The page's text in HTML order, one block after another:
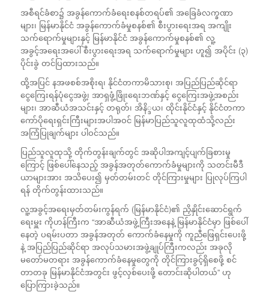
အစီရင်ခံစာ၌ အခွန်ကောက်ခံရေးစနစ်တရပ်၏ အခြေခံလက္ခဏာ
များ၊ မြန်မာနိုင်ငံ အခွန်ကောက်ခံမှုစနစ်၏ စီးပွားရေးအရ အကျိုး
သက်ရောက်မှုများနှင့် မြန်မာနိုင်ငံ အခွန်ကောက်မှုစနစ်၏ လူ့
အခွင့်အရေးအပေါ် စီးပွားရေးအရ သက်ရောက်မှုများ ဟူ၍ အပိုင်း (၃)
ပိုင်းခွဲ တင်ပြထားသည်။
ထို့အပြင် နအဖစစ်အစိုးရ၊ နိုင်ငံတကာမိသားစု၊ အပြည်ပြည်ဆိုင်ရာ
ငွေကြေးရန်ပုံငွေအဖွဲ့၊ အာရှဖွံ့ဖြိုးရေးဘဏ်နှင့် ငွေကြေးအဖွဲ့အစည်း
များ၊ အာဆီယံအသင်းနှင့် တရုတ်၊ အိနိ္ဒယ၊ ထိုင်းနိုင်ငံနှင့် နိုင်ငံတကာ
ကော်ပိုရေးရှင်းကြီးများအပါအဝင် မြန်မာပြည်သူလူထုထံသို့လည်း
အကြံပြုချက်များ ပါဝင်သည်။
ပြည်သူလူထုသို့ တိုက်တွန်းချက်တွင် အဆိုပါအကျင့်ပျက်ခြစားမှု
ကြောင့် ဖြစ်ပေါ်နေသည့် အခွန်အတုတ်ကောက်ခံမှုများကို သတင်းမီဒီ
ယာများအား အသိပေး၍ မှတ်တမ်းတင် တိုင်ကြားမှုများ ပြုလုပ်ကြပါ
ရန် တိုက်တွန်းထားသည်။
လူ့အခွင့်အရေးမှတ်တမ်းကွန်ရက် (မြန်မာနိုင်ငံ)၏ ညှိနှိုင်းဆောင်ရွက်
ရေးမှူး ကိုဟန်ကြီးက “အာဆီယံအဖွဲ့ကြီးအနေနဲ့ မြန်မာနိုင်ငံမှာ ဖြစ်ပေါ်
နေတဲ့ ပရမ်းပတာ အခွန်အတုတ် ကောက်ခံနေမှုကို ကူညီဖြေရှင်းပေးဖို့
နဲ့ အပြည်ပြည်ဆိုင်ရာ အလုပ်သမားအဖွဲ့ချုပ်ကြီးကလည်း အခုလို
မတော်မတရား အခွန်ကောက်ခံနေမှုတွေကို တိုင်ကြားခွင့်ရှိစေဖို့ စင်
တာတခု မြန်မာနိုင်ငံအတွင်း ဖွင့်လှစ်ပေးဖို့ တောင်းဆိုပါတယ်” ဟု
ပြောကြားခဲ့သည်။